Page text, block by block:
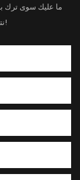
ما عليك سوى ترك
نتمكن من تزويدك بمزيد من الخدمات!